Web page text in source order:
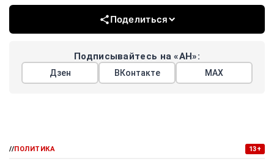
Поделиться
Подписывайтесь на «АН»:
Дзен ВКонтакте МАХ
//ПОЛИТИКА 13+